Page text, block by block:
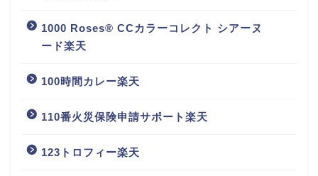
1000 Roses® CCカラーコレクト シアーヌ
ード楽天
100時間カレー楽天
110番火災保険申請サポート楽天
123トロフィー楽天